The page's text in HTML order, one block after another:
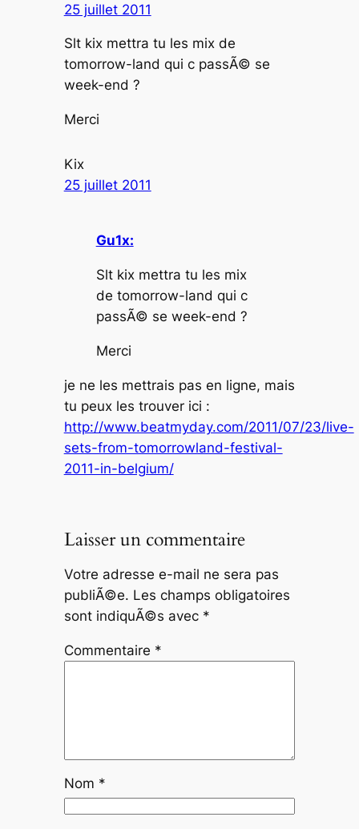
25 juillet 2011
Slt kix mettra tu les mix de
tomorrow-land qui c passÃ© se
week-end ?
Merci
Kix
25 juillet 2011
Gu1x:
Slt kix mettra tu les mix
de tomorrow-land qui c
passÃ© se week-end ?
Merci
je ne les mettrais pas en ligne, mais
tu peux les trouver ici :
http://www.beatmyday.com/2011/07/23/live-
sets-from-tomorrowland-festival-
2011-in-belgium/
Laisser un commentaire
Votre adresse e-mail ne sera pas
publiÃ©e. Les champs obligatoires
sont indiquÃ©s avec *
Commentaire *
Nom *